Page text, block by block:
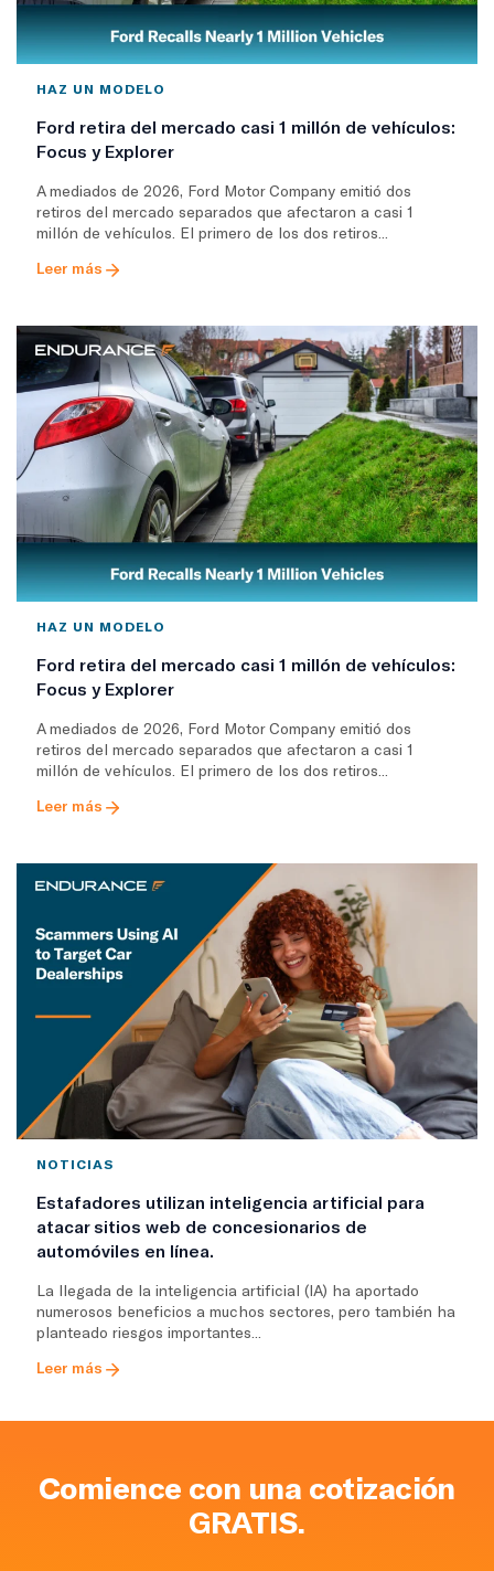
HAZ UN MODELO
Ford retira del mercado casi 1 millón de vehículos:
Focus y Explorer
A mediados de 2026, Ford Motor Company emitió dos
retiros del mercado separados que afectaron a casi 1
millón de vehículos. El primero de los dos retiros...
Leer más
HAZ UN MODELO
Ford retira del mercado casi 1 millón de vehículos:
Focus y Explorer
A mediados de 2026, Ford Motor Company emitió dos
retiros del mercado separados que afectaron a casi 1
millón de vehículos. El primero de los dos retiros...
Leer más
NOTICIAS
Estafadores utilizan inteligencia artificial para
atacar sitios web de concesionarios de
automóviles en línea.
La llegada de la inteligencia artificial (IA) ha aportado
numerosos beneficios a muchos sectores, pero también ha
planteado riesgos importantes...
Leer más
Comience con una cotización
GRATIS.